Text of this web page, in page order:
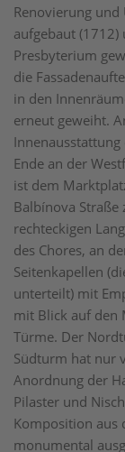
Renovierung
aufgebaut (1712)
Presbyterium
die
in den
erneut geweiht.
Ende an der
ist dem
Balbínova Straße
rechteckigen
des Chores, an
Seitenkapellen
unterteilt) mit
mit Blick auf den
Türme. Der
Südturm hat nur
Anordnung der
Pilaster und
Komposition aus
monumental